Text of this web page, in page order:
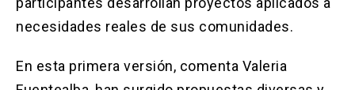
necesidades reales de sus comunidades.
En esta primera versión, comenta Valeria